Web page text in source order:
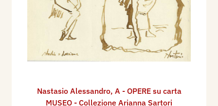
Nastasio Alessandro, A - OPERE su carta
MUSEO - Collezione Arianna Sartori